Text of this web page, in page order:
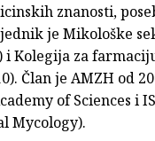
znanosti,
je Mikološke
Kolegija za
Član je AMZH od
of Sciences i
Mycology).